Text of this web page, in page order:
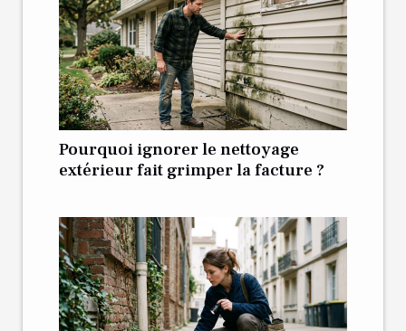
Pourquoi ignorer le nettoyage
extérieur fait grimper la facture ?